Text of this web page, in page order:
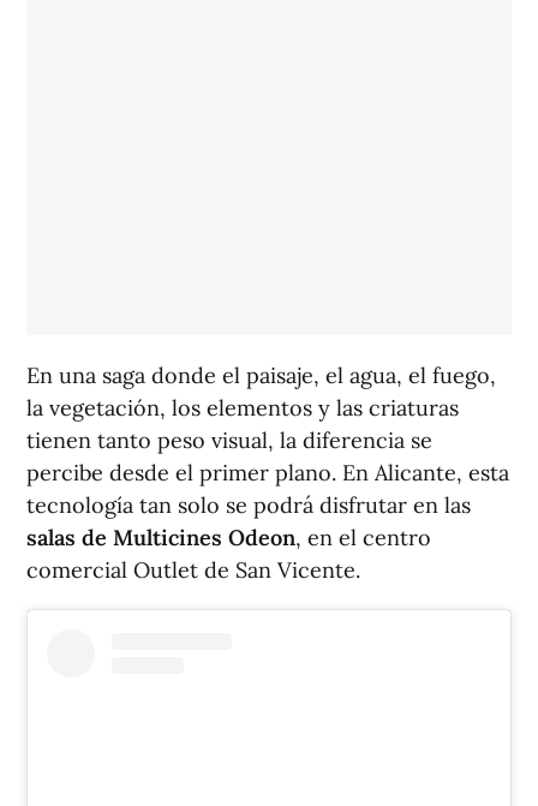
En una saga donde el paisaje, el agua, el fuego,
la vegetación, los elementos y las criaturas
tienen tanto peso visual, la diferencia se
percibe desde el primer plano. En Alicante, esta
tecnología tan solo se podrá disfrutar en las
salas de Multicines Odeon, en el centro
comercial Outlet de San Vicente.